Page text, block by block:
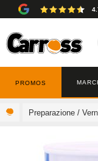
PROMOS
Preparazione /